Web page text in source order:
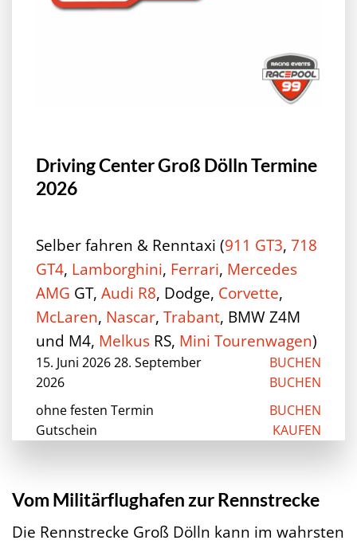
Driving Center Groß Dölln Termine
2026
Selber fahren & Renntaxi (911 GT3, 718
GT4, Lamborghini, Ferrari, Mercedes
AMG GT, Audi R8, Dodge, Corvette,
McLaren, Nascar, Trabant, BMW Z4M
und M4, Melkus RS, Mini Tourenwagen)
15. Juni 2026 28. September
2026
BUCHEN
BUCHEN
ohne festen Termin
Gutschein
BUCHEN
KAUFEN
Vom Militärflughafen zur Rennstrecke
Die Rennstrecke Groß Dölln kann im wahrsten